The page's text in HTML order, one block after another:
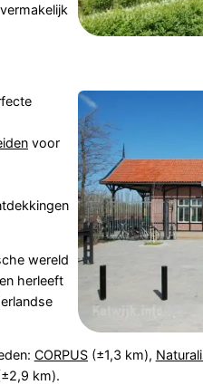
voor
wereld
herleeft
CORPUS(±1,3 km),
km).